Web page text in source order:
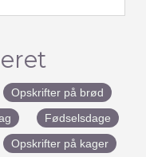
Opskrifter på brød
Fødselsdage
Opskrifter på kager